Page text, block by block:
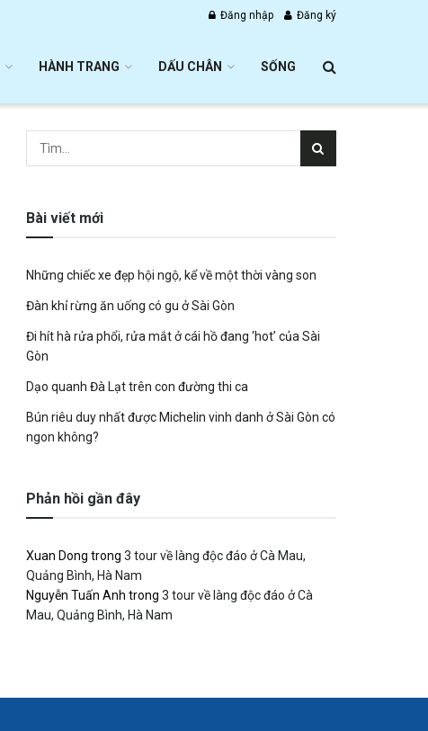
Đăng nhập Đăng ký
HÀNH TRANG DẤU CHÂN SỐNG
Bài viết mới
Những chiếc xe đẹp hội ngộ, kể về một thời vàng son
Đàn khỉ rừng ăn uống có gu ở Sài Gòn
Đi hít hà rửa phổi, rửa mắt ở cái hồ đang ‘hot’ của Sài
Gòn
Dạo quanh Đà Lạt trên con đường thi ca
Bún riêu duy nhất được Michelin vinh danh ở Sài Gòn có
ngon không?
Phản hồi gần đây
Xuan Dong trong 3 tour về làng độc đáo ở Cà Mau,
Quảng Bình, Hà Nam
Nguyễn Tuấn Anh trong 3 tour về làng độc đáo ở Cà
Mau, Quảng Bình, Hà Nam